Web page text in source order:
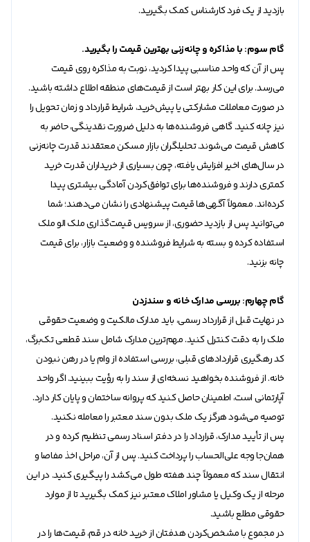
بازدید از یک فرد کارشناس کمک بگیرید.
گام سوم: با مذاکره و چانه‌زنی بهترین قیمت را بگیرید.
پس از آن که واحد مناسبی پیدا کردید، نوبت به مذاکره روی قیمت
می‌رسد. برای این کار بهتر است از قیمت‌های منطقه اطلاع داشته باشید.
در صورت معاملات مشارکتی یا پیش‌خرید، شرایط قرارداد و زمان تحویل را
نیز چانه کنید. گاهی فروشنده‌ها به دلیل ضرورت نقدینگی، حاضر به
کاهش قیمت می‌شوند. تحلیلگران بازار مسکن معتقدند قدرت چانه‌زنی
در سال‌های اخیر افزایش یافته، چون بسیاری از خریداران قدرت خرید
کمتری دارند و فروشنده‌ها برای توافق‌کردن آمادگی بیشتری پیدا
کرده‌اند. معمولاً آگهی‌ها قیمت پیشنهادی را نشان می‌دهند؛ شما
می‌توانید پس از بازدید حضوری، از سرویس قیمت‌گذاری ملک الو ملک
استفاده کرده و بسته به شرایط فروشنده و وضعیت بازار، برای قیمت
چانه بزنید.
گام چهارم: بررسی مدارک خانه و سندزدن
در نهایت قبل از قرارداد رسمی، باید مدارک مالکیت و وضعیت حقوقی
ملک را به دقت کنترل کنید. مهم‌ترین مدارک شامل سند قطعی تک‌برگ،
کد رهگیری قرارداد‌های قبلی، بررسی استفاده از وام یا در رهن نبودن
خانه. از فروشنده بخواهید نسخه‌ای از سند را به رؤیت ببینید. اگر واحد
آپارتمانی است، اطمینان حاصل کنید که پروانه ساختمان و پایان کار دارد.
توصیه می‌شود هرگز یک ملک بدون سند معتبر را معامله نکنید.
پس از تأیید مدارک، قرارداد را در دفتر اسناد رسمی تنظیم کرده و در
همان‌جا وجه علی‌الحساب را پرداخت کنید. پس از آن، مراحل اخذ مفاصا و
انتقال سند که معمولاً چند هفته طول می‌کشد را پیگیری کنید. در این
مرحله از یک وکیل یا مشاور املاک معتبر نیز کمک بگیرید تا از موارد
حقوقی مطلع باشید.
در مجموع با مشخص‌کردن هدفتان از خرید خانه در قم، قیمت‌ها را در